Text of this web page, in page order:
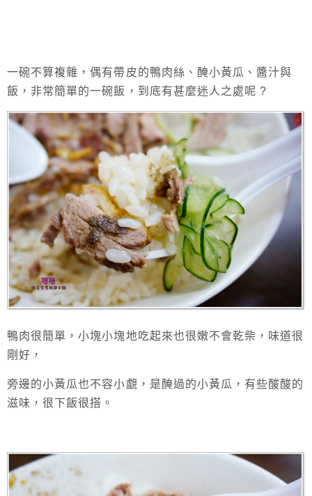
一碗不算複雜，偶有帶皮的鴨肉絲、醃小黃瓜、醬汁與
飯，非常簡單的一碗飯，到底有甚麼迷人之處呢 ?
鴨肉很簡單，小塊小塊地吃起來也很嫩不會乾柴，味道很
剛好，
旁邊的小黃瓜也不容小覷，是醃過的小黃瓜，有些酸酸的
滋味，很下飯很搭。